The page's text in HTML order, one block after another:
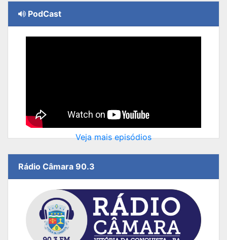
PodCast
Veja mais episódios
Rádio Câmara 90.3